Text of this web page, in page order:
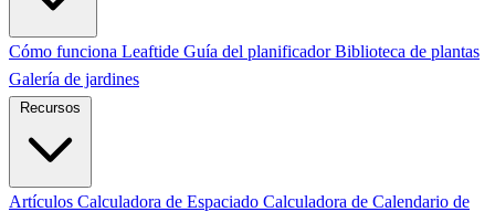
Cómo funciona Leaftide Guía del planificadorBiblioteca de plantas
Galería de jardines
Recursos
Artículos Calculadora de Espaciado Calculadora de Calendario de